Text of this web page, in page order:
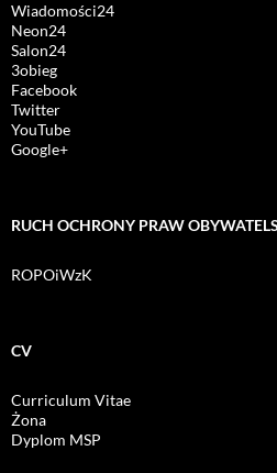
Wiadomości24
Neon24
Salon24
3obieg
Facebook
Twitter
YouTube
Google+
RUCH OCHRONY PRAW
ROPOiWzK
CV
Curriculum Vitae
Żona
Dyplom MSP